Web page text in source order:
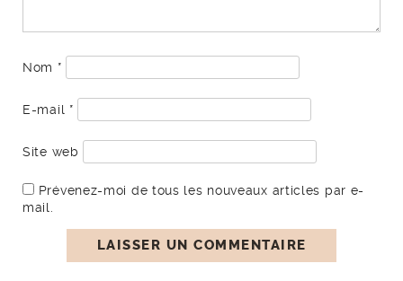
Nom *
E-mail *
Site web
Prévenez-moi de tous les nouveaux articles par e-
mail.